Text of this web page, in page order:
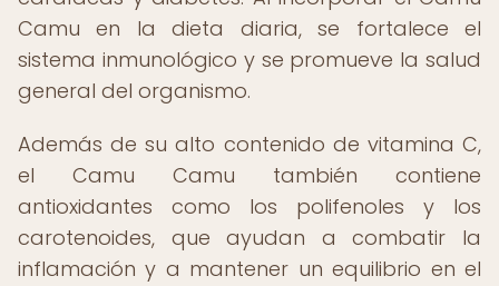
Camu en la dieta diaria, se fortalece el
sistema inmunológico y se promueve la salud
general del organismo.
Además de su alto contenido de vitamina C,
el Camu Camu también contiene
antioxidantes como los polifenoles y los
carotenoides, que ayudan a combatir la
inflamación y a mantener un equilibrio en el